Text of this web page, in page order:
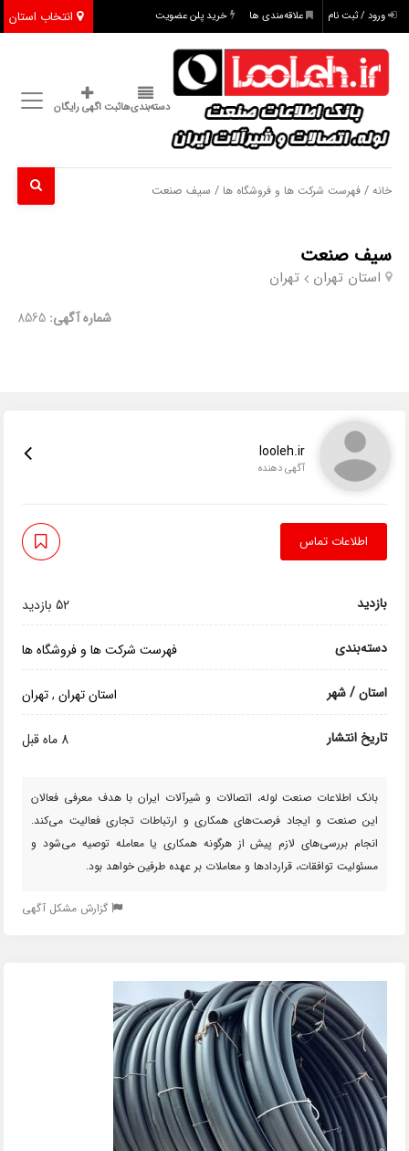
انتخاب استان ورود / ثبت نام علاقه‌مندی ها خرید پلن عضویت
دسته‌بندی‌هاثبت اگهی رایگان
خانه /فهرست شرکت ها و فروشگاه ها / سیف صنعت
سیف صنعت
استان تهران تهران
شماره آگهی: 8565
looleh.ir
آگهی دهنده
اطلاعات تماس
بازدید 52 بازدید
دسته‌بندی فهرست شرکت ها و فروشگاه ها
استان / شهر استان تهران,تهران
تاریخ انتشار 8 ماه قبل
بانک اطلاعات صنعت لوله، اتصالات و شیرآلات ایران با هدف معرفی فعالان
این صنعت و ایجاد فرصت‌های همکاری و ارتباطات تجاری فعالیت می‌کند.
انجام بررسی‌های لازم پیش از هرگونه همکاری یا معامله توصیه می‌شود و
مسئولیت توافقات، قراردادها و معاملات بر عهده طرفین خواهد بود.
گزارش مشکل آگهی